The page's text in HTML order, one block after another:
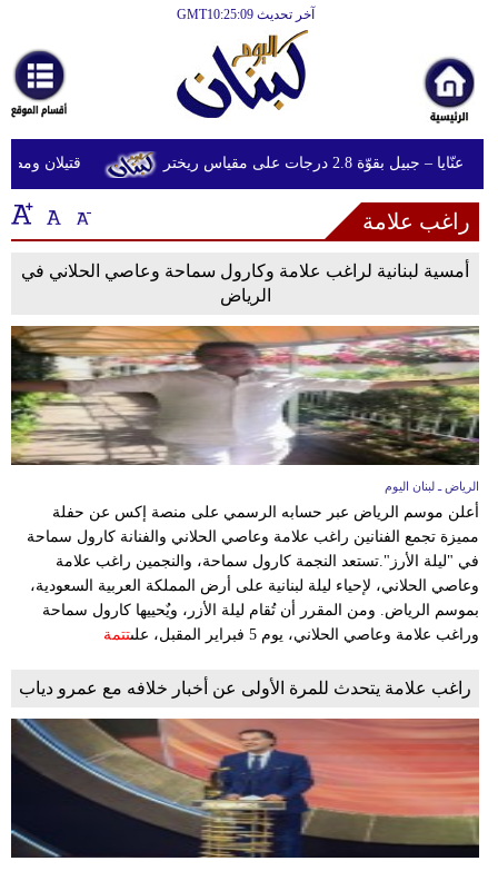
آخر تحديث GMT10:25:09
أخبارعاجلة
رياضة
ثقافة
إقتصاد
فن
أزياء
صحة
وتغذية
وسفر
ديكور
أخبار
مرأة
إسلامية
قتيلان ومصابون جراء 14 غارة بقوّة 2.8 درجات على مقياس ريختر
راغب علامة
أمسية لبنانية لراغب علامة وكارول سماحة وعاصي الحلاني في
الرياض
الرياض ـ لبنان اليوم
أعلن موسم الرياض عبر حسابه الرسمي على منصة إكس عن حفلة
مميزة تجمع الفنانين راغب علامة وعاصي الحلاني والفنانة كارول سماحة
في "ليلة الأرز".تستعد النجمة كارول سماحة، والنجمين راغب علامة
وعاصي الحلاني، لإحياء ليلة لبنانية على أرض المملكة العربية السعودية،
بموسم الرياض. ومن المقرر أن تُقام ليلة الأزر، ويٌحييها كارول سماحة
وراغب علامة وعاصي الحلاني، يوم 5 فبراير المقبل، على
تتمة
راغب علامة يتحدث للمرة الأولى عن أخبار خلافه مع عمرو دياب